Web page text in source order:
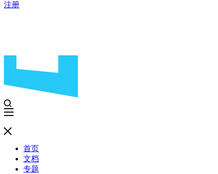
注册
首页
文档
专题